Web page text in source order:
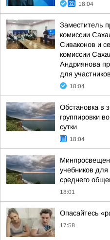
18:04
Заместитель
комиссии
Сиваконов и
комиссии
Андриянова
для
18:04
Обстановка в
группировки
сутки
18:04
учебников для
среднего
18:01
Опасайтесь
17:58